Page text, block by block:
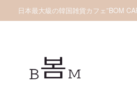
日本最大級の韓国雑貨カフェ”BOM